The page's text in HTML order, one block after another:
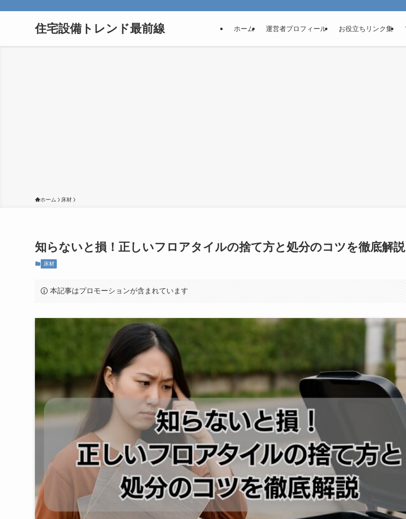
住宅設備トレンド最前線 ホーム 運営者プロフィール お役立ちリンク集
ホーム 床材
知らないと損！正しいフロアタイルの捨て方と処分のコツを徹底解説
床材
本記事はプロモーションが含まれています